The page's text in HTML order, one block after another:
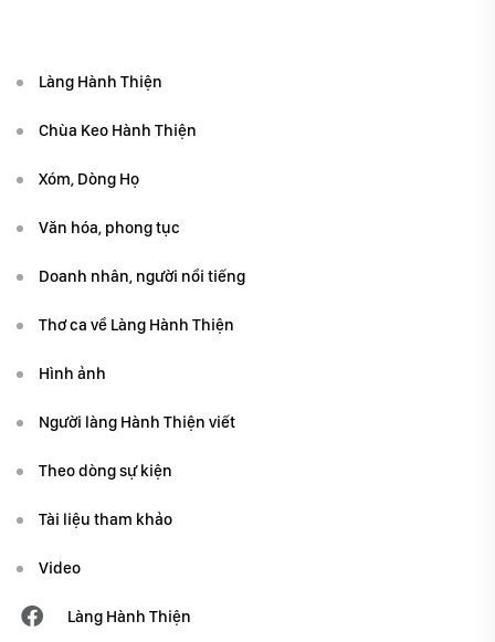
Làng Hành Thiện
Chùa Keo Hành Thiện
Xóm, Dòng Họ
Văn hóa, phong tục
Doanh nhân, người nổi tiếng
Thơ ca về Làng Hành Thiện
Hình ảnh
Người làng Hành Thiện viết
Theo dòng sự kiện
Tài liệu tham khảo
Video
Làng Hành Thiện